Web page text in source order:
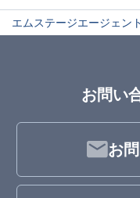
エムステージエージェン
お問い
お